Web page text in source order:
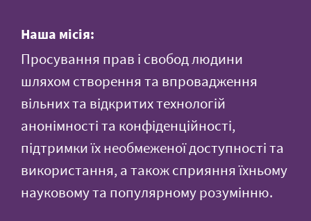
Наша місія:
Просування прав і свобод людини
шляхом створення та впровадження
вільних та відкритих технологій
анонімності та конфіденційності,
підтримки їх необмеженої доступності та
використання, а також сприяння їхньому
науковому та популярному розумінню.